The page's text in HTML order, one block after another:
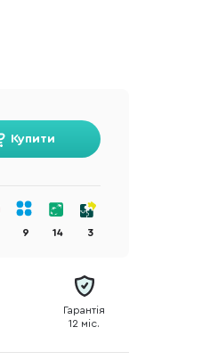
Купити
9 14 3
Гарантія
12 міс.